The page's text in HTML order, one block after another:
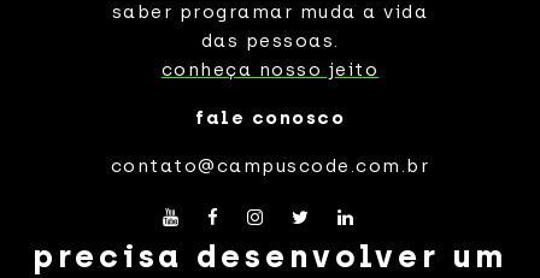
saber programar muda a vida
das pessoas.
conheça nosso jeito
fale conosco
contato@campuscode.com.br
precisa desenvolver um